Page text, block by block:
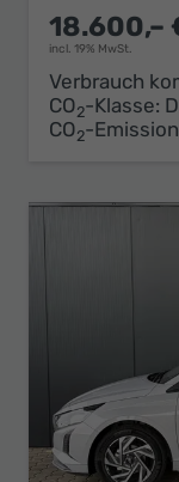
18.600,–
incl. 19% MwSt.
Verbrauch
CO2-Klasse: D
CO2-